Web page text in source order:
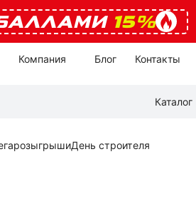
15%
Компания Блог Контакты
Каталог
День строителя